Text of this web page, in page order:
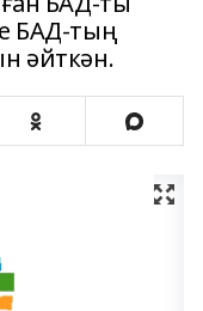
БАД-тың
әйткән.